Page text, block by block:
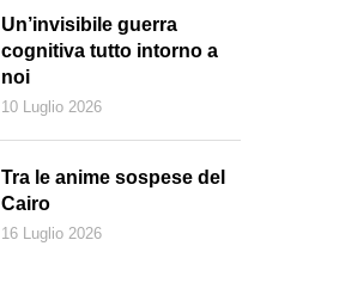
Un’invisibile guerra
cognitiva tutto intorno a
noi
10 Luglio 2026
Tra le anime sospese del
Cairo
16 Luglio 2026